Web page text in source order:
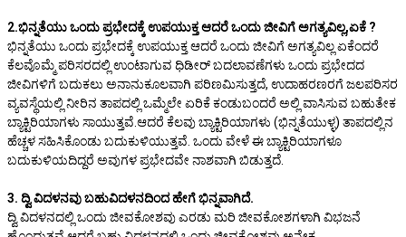
2.ಭಿನ್ನತೆಯು ಒಂದು ಪ್ರಭೇದಕ್ಕೆ ಉಪಯುಕ್ತ ಆದರೆ ಒಂದು ಜೀವಿಗೆ ಅಗತ್ಯವಿಲ್ಲ,ಏಕೆ ?
ಭಿನ್ನತೆಯು ಒಂದು ಪ್ರಭೇದಕ್ಕೆ ಉಪಯುಕ್ತ ಆದರೆ ಒಂದು ಜೀವಿಗೆ ಅಗತ್ಯವಿಲ್ಲ ಏಕೆಂದರೆ
ಕೆಲವೊಮ್ಮೆ ಪರಿಸರದಲ್ಲಿ ಉಂಟಾಗುವ ಧಿಡೀರ್ ಬದಲಾವಣೆಗಳು ಒಂದು ಪ್ರಭೇದದ
ಜೀವಿಗಳಿಗೆ ಬದುಕಲು ಅನಾನುಕೂಲವಾಗಿ ಪರಿಣಮಿಸುತ್ತದೆ, ಉದಾಹರಣರಗೆ ಜಲಪರಿಸರ
ವ್ಯವಸ್ಥೆಯಲ್ಲಿ ನೀರಿನ ತಾಪದಲ್ಲಿ ಒಮ್ಮೆಲೇ ಏರಿಕೆ ಕಂಡುಬಂದರೆ ಅಲ್ಲಿ ವಾಸಿಸುವ ಬಹುತೇಕ
ಬ್ಯಾಕ್ಟಿರಿಯಾಗಳು ಸಾಯುತ್ತವೆ.ಆದರೆ ಕೆಲವು ಬ್ಯಾಕ್ಟಿರಿಯಾಗಳು (ಭಿನ್ನತೆಯುಳ್ಳ) ತಾಪದಲ್ಲಿನ
ಹೆಚ್ಚಳ ಸಹಿಸಿಕೊಂಡು ಬದುಕುಳಿಯುತ್ತವೆ. ಒಂದು ವೇಳೆ ಈ ಬ್ಯಾಕ್ಟಿರಿಯಾಗಳೂ
ಬದುಕುಳಿಯದಿದ್ದರೆ ಅವುಗಳ ಪ್ರಭೇದವೇ ನಾಶವಾಗಿ ಬಿಡುತ್ತದೆ.
3. ದ್ವಿ ವಿದಳನವು ಬಹುವಿದಳನದಿಂದ ಹೇಗೆ ಭಿನ್ನವಾಗಿದೆ.
ದ್ವಿ ವಿದಳನದಲ್ಲಿ ಒಂದು ಜೀವಕೋಶವು ಎರಡು ಮರಿ ಜೀವಕೋಶಗಳಾಗಿ ವಿಭಜನೆ